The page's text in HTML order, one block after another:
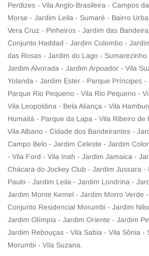
Perdizes - Vila Anglo-Brasileira - Campos
Morse - Jardim Leila - Sumaré - Bairro
Vera Cruz - Pinheiros - Jardim das
Conjunto Haddad - Jardim Colombo -
das Rosas - Jardim do Lago - Sumarezinho
Jardim Alvorada - Jardim Arpoador - Vila
Yolanda - Jardim Ester - Parque Príncipes
Parque Rio Pequeno - Vila Rio Pequeno -
Vila Leopoldina - Bela Aliança - Vila
Humaitá - Parque da Lapa - Vila Ribeiro de
Vila Albano - Cidade dos Bandeirantes -
Campo Belo - Jardim Celeste - Jardim
- Vila Ford - Vila Inah - Jardim Jamaica -
Chácara do Jockey Club - Jardim Jussara -
Paulo - Jardim Leila - Jardim Londrina -
Jardim Monte Kemel - Jardim Morro Verde
Conjunto Residencial Morumbi - Jardim
Jardim Olímpia - Jardim Oriente - Jardim
Jardim Rebouças - Vila Sabia - Vila Sônia -
Morumbi - Vila Suzana.